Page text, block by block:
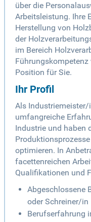
über die
Arbeitsleistung. Ihre
Herstellung von
der
im Bereich
Position für Sie.
Ihr Profil
Als Industriemeister/
umfangreiche
Industrie und haben
optimieren. In
facettenreichen
Qualifikationen und
Abgeschlossene
oder Schreiner/in
Berufserfahrung